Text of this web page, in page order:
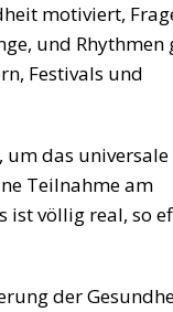
motiviert,
und Rhythmen
Festivals und
um das universale
Teilnahme am
ist völlig real, so
der